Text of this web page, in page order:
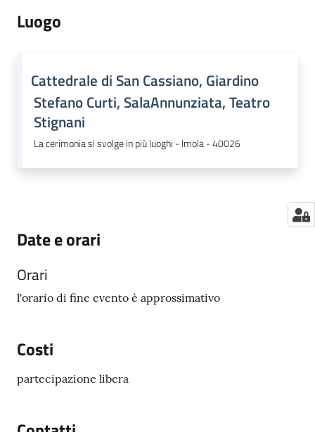
Luogo
Cattedrale di San Cassiano, Giardino
Stefano Curti, SalaAnnunziata, Teatro
Stignani
La cerimonia si svolge in più luoghi - Imola - 40026
Date e orari
Orari
l'orario di fine evento è approssimativo
Costi
partecipazione libera